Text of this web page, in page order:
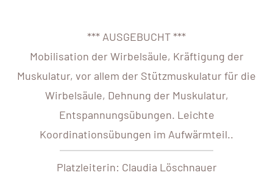
*** AUSGEBUCHT ***
Mobilisation der Wirbelsäule, Kräftigung der
Muskulatur, vor allem der Stützmuskulatur für die
Wirbelsäule, Dehnung der Muskulatur,
Entspannungsübungen. Leichte
Koordinationsübungen im Aufwärmteil..
Platzleiterin: Claudia Löschnauer